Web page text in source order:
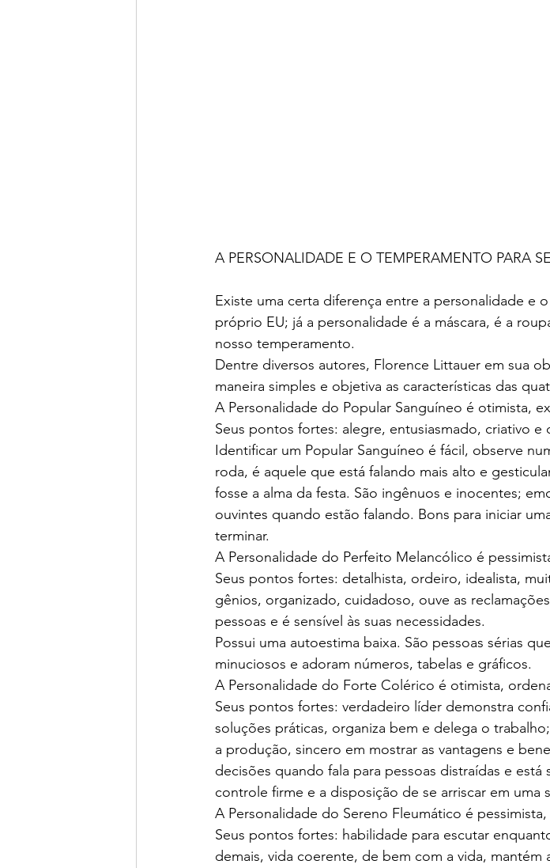
A PERSONALIDADE E O TEMPERAMENTO PARA
Existe uma certa diferença entre a personalidade e
próprio EU; já a personalidade é a máscara, é a
nosso temperamento.
Dentre diversos autores, Florence Littauer em sua
maneira simples e objetiva as características das
A Personalidade do Popular Sanguíneo é otimista,
Seus pontos fortes: alegre, entusiasmado, criativo e
Identificar um Popular Sanguíneo é fácil, observe
roda, é aquele que está falando mais alto e
fosse a alma da festa. São ingênuos e inocentes;
ouvintes quando estão falando. Bons para iniciar
terminar.
A Personalidade do Perfeito Melancólico é
Seus pontos fortes: detalhista, ordeiro, idealista,
gênios, organizado, cuidadoso, ouve as
pessoas e é sensível às suas necessidades.
Possui uma autoestima baixa. São pessoas sérias
minuciosos e adoram números, tabelas e gráficos.
A Personalidade do Forte Colérico é otimista,
Seus pontos fortes: verdadeiro líder demonstra
soluções práticas, organiza bem e delega o
a produção, sincero em mostrar as vantagens e
decisões quando fala para pessoas distraídas e
controle firme e a disposição de se arriscar em uma
A Personalidade do Sereno Fleumático é
Seus pontos fortes: habilidade para escutar
demais, vida coerente, de bem com a vida,